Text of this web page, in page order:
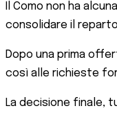
Il Como non ha
consolidare il
Dopo una prima
così alle richieste
La decisione finale,